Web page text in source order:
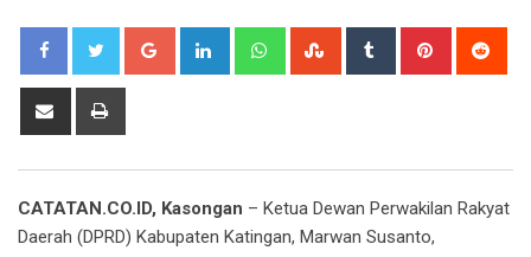
Google+ LinkedIn WhatsappStumbleUpon
Tumblr Pinterest
Share
CATATAN.CO.ID, Kasongan – Ketua Dewan Perwakilan Rakyat
Daerah (DPRD) Kabupaten Katingan, Marwan Susanto,